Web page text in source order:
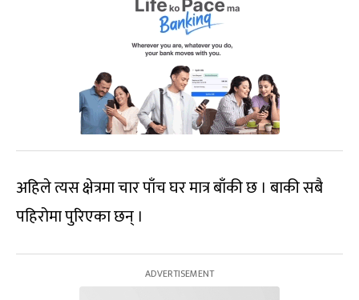
अहिले त्यस क्षेत्रमा चार पाँच घर मात्र बाँकी छ । बाकी सबै
पहिरोमा पुरिएका छन् ।